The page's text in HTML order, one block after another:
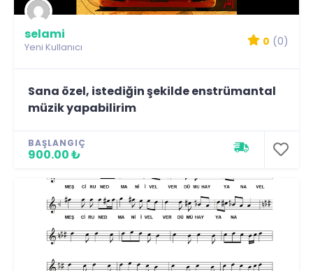
selami
Yeni Kullanıcı 0 (0)
Sana özel, istediğin şekilde enstrümantal
müzik yapabilirim
BAŞLANGIÇ
900.00 ₺